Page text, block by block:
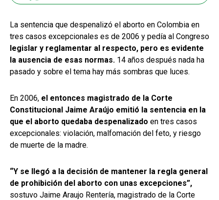
La sentencia que despenalizó el aborto en Colombia en
tres casos excepcionales es de 2006 y pedía al Congreso
legislar y reglamentar al respecto, pero es evidente
la ausencia de esas normas. 14 años después nada ha
pasado y sobre el tema hay más sombras que luces.
En 2006, el entonces magistrado de la Corte
Constitucional Jaime Araújo emitió la sentencia en la
que el aborto quedaba despenalizado en tres casos
excepcionales: violación, malfomación del feto, y riesgo
de muerte de la madre.
“Y se llegó a la decisión de mantener la regla general
de prohibición del aborto con unas excepciones”,
sostuvo Jaime Araujo Rentería, magistrado de la Corte